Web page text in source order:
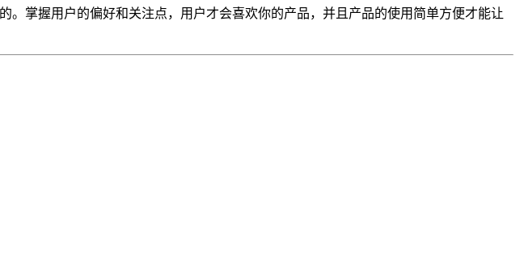
掌握用户的偏好和关注点，用户才会喜欢你的产品，并且产品的使用简单方便才能让